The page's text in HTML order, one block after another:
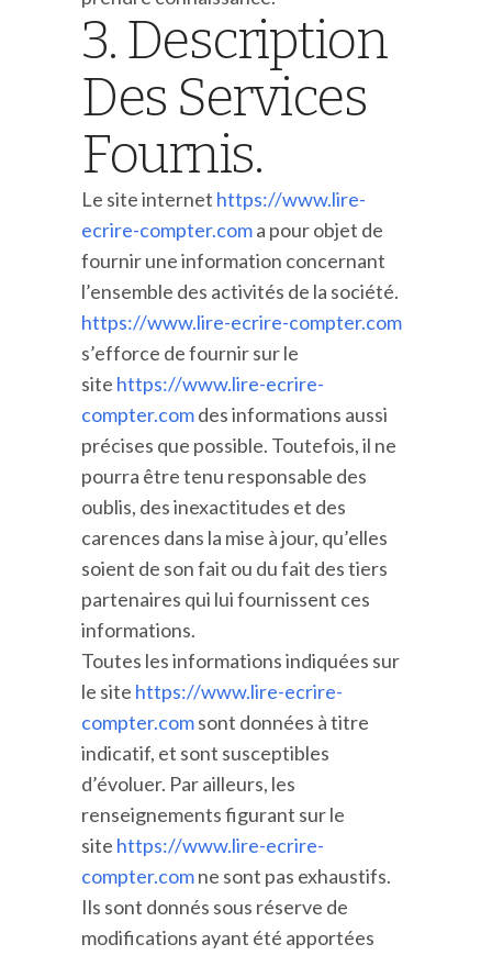
3. Description
Des Services
Fournis.
Le site internet https://www.lire-
ecrire-compter.coma pour objet de
fournir une information concernant
l’ensemble des activités de la société.
https://www.lire-ecrire-compter.com
s’efforce de fournir sur le
site https://www.lire-ecrire-
compter.comdes informations aussi
précises que possible. Toutefois, il ne
pourra être tenu responsable des
oublis, des inexactitudes et des
carences dans la mise à jour, qu’elles
soient de son fait ou du fait des tiers
partenaires qui lui fournissent ces
informations.
Toutes les informations indiquées sur
le site https://www.lire-ecrire-
compter.comsont données à titre
indicatif, et sont susceptibles
d’évoluer. Par ailleurs, les
renseignements figurant sur le
site https://www.lire-ecrire-
compter.comne sont pas exhaustifs.
Ils sont donnés sous réserve de
modifications ayant été apportées